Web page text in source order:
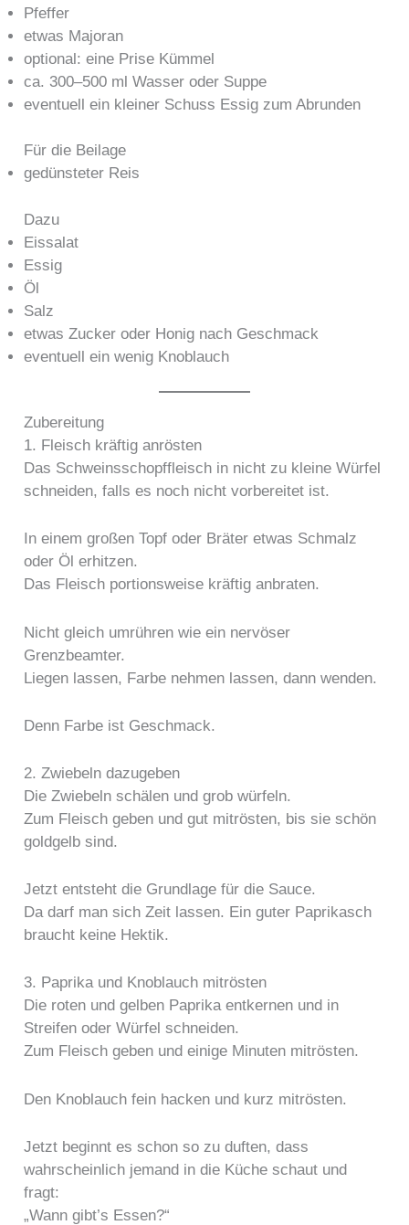
Pfeffer
etwas Majoran
optional: eine Prise Kümmel
ca. 300–500 ml Wasser oder Suppe
eventuell ein kleiner Schuss Essig zum Abrunden
Für die Beilage
gedünsteter Reis
Dazu
Eissalat
Essig
Öl
Salz
etwas Zucker oder Honig nach Geschmack
eventuell ein wenig Knoblauch
Zubereitung
1. Fleisch kräftig anrösten
Das Schweinsschopffleisch in nicht zu kleine Würfel
schneiden, falls es noch nicht vorbereitet ist.
In einem großen Topf oder Bräter etwas Schmalz
oder Öl erhitzen.
Das Fleisch portionsweise kräftig anbraten.
Nicht gleich umrühren wie ein nervöser
Grenzbeamter.
Liegen lassen, Farbe nehmen lassen, dann wenden.
Denn Farbe ist Geschmack.
2. Zwiebeln dazugeben
Die Zwiebeln schälen und grob würfeln.
Zum Fleisch geben und gut mitrösten, bis sie schön
goldgelb sind.
Jetzt entsteht die Grundlage für die Sauce.
Da darf man sich Zeit lassen. Ein guter Paprikasch
braucht keine Hektik.
3. Paprika und Knoblauch mitrösten
Die roten und gelben Paprika entkernen und in
Streifen oder Würfel schneiden.
Zum Fleisch geben und einige Minuten mitrösten.
Den Knoblauch fein hacken und kurz mitrösten.
Jetzt beginnt es schon so zu duften, dass
wahrscheinlich jemand in die Küche schaut und
fragt:
„Wann gibt’s Essen?“